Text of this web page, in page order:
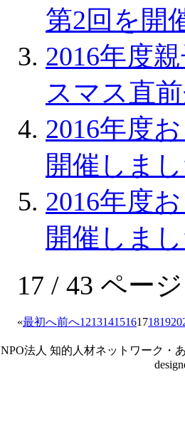
第2回を開
2016年度
スマス直
2016年度
開催しま
2016年度
開催しま
17 / 43 ページ
«最初へ前へ121314151617181920
NPO法人 知的人材ネットワーク・